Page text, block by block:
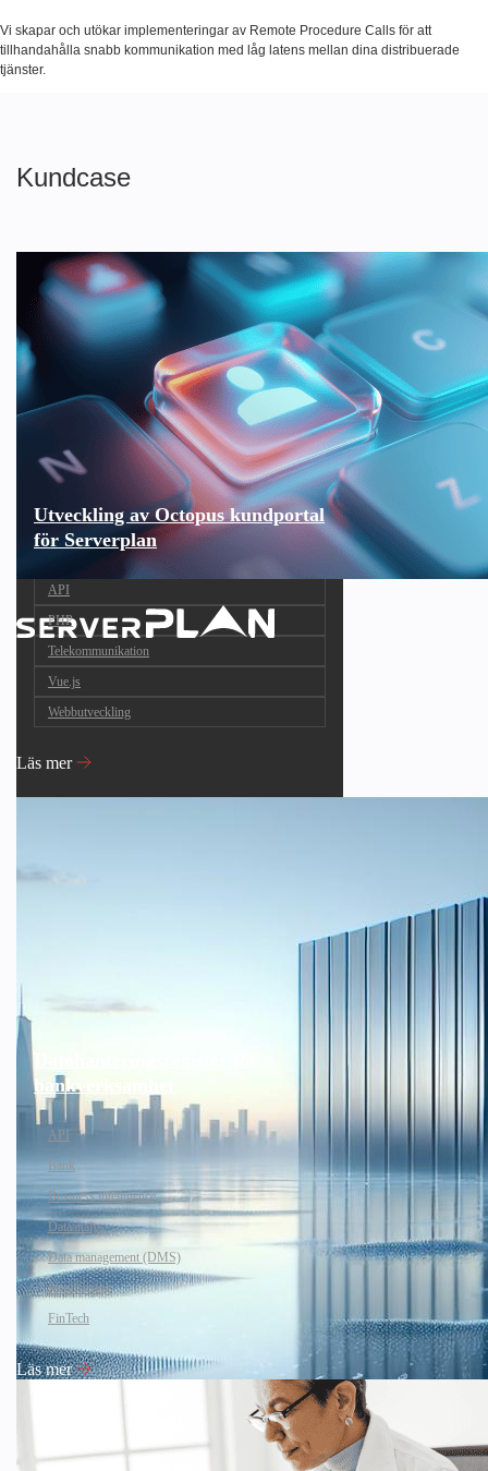
Vi skapar och utökar implementeringar av Remote Procedure Calls för att
tillhandahålla snabb kommunikation med låg latens mellan dina distribuerade
tjänster.
Kundcase
Utveckling av Octopus kundportal
för Serverplan
API
PHP
Telekommunikation
Vue.js
Webbutveckling
Läs mer
bankverksamhet
API
Bank
Business intelligence
Dataanalys
Data management (DMS)
Identifiering
FinTech
Läs mer